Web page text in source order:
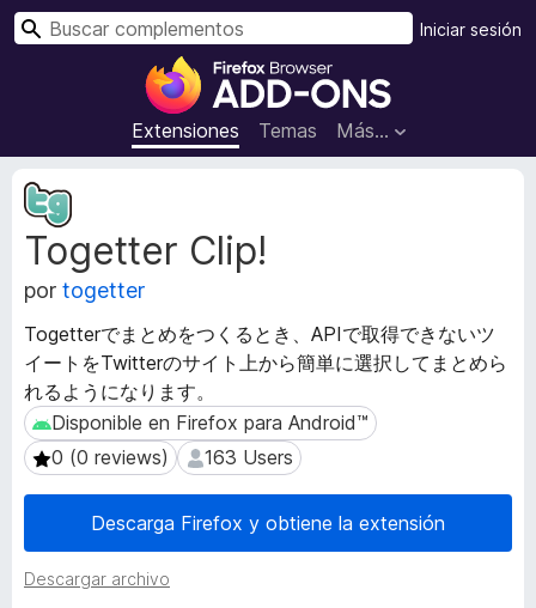
B
u
s
c
e
c
m
p
l
e
m
e
Extensiones Temas Más...
Iniciar sesión
B
Togetter Clip!
por togetter
Togetterでまとめをつくるとき、APIで取得できないツ
イートをTwitterのサイト上から簡単に選択してまとめら
れるようになります。
Disponible en Firefox para Android™
Disponible en Firefox para Android™
0 (0 reviews)
0 (0 reviews) 163 Users
163 Users
Descarga Firefox y obtiene la extensión
Descargar archivo
M
e
t
d
t
a
d
e
l
a
e
t
e
n